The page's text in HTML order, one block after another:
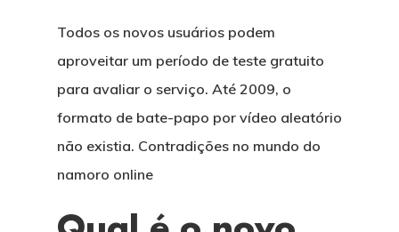
Todos os novos usuários podem
aproveitar um período de teste gratuito
para avaliar o serviço. Até 2009, o
formato de bate-papo por vídeo aleatório
não existia. Contradições no mundo do
namoro online